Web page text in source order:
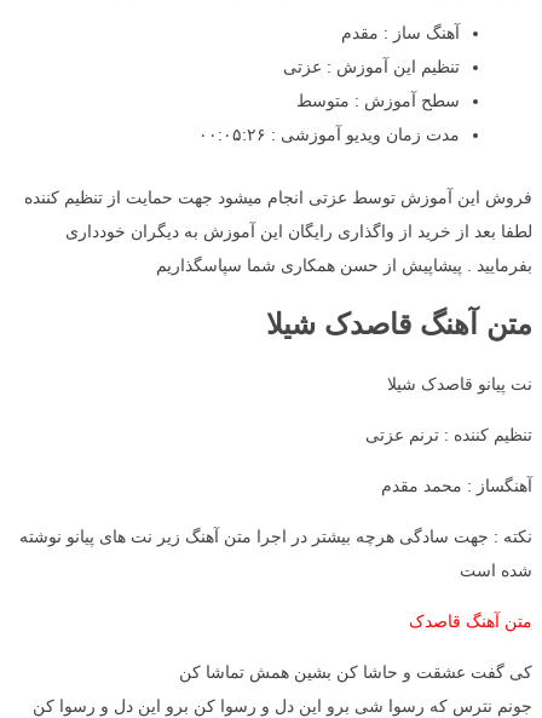
آهنگ ساز : مقدم
تنظیم این آموزش : عزتی
سطح آموزش : متوسط
مدت زمان ویدیو آموزشی : ۰۰:۰۵:۲۶
فروش این آموزش توسط عزتی انجام میشود جهت حمایت از تنظیم کننده
لطفا بعد از خرید از واگذاری رایگان این آموزش به دیگران خودداری
بفرمایید . پیشاپیش از حسن همکاری شما سپاسگذاریم
متن آهنگ قاصدک شیلا
نت پیانو قاصدک شیلا
تنظیم کننده : ترنم عزتی
آهنگساز : محمد مقدم
نکته : جهت سادگی هرچه بیشتر در اجرا متن آهنگ زیر نت های پیانو نوشته
شده است
متن آهنگ قاصدک
کی گفت عشقت و حاشا کن بشین همش تماشا کن
جونم نترس که رسوا شی برو این دل و رسوا کن برو این دل و رسوا کن